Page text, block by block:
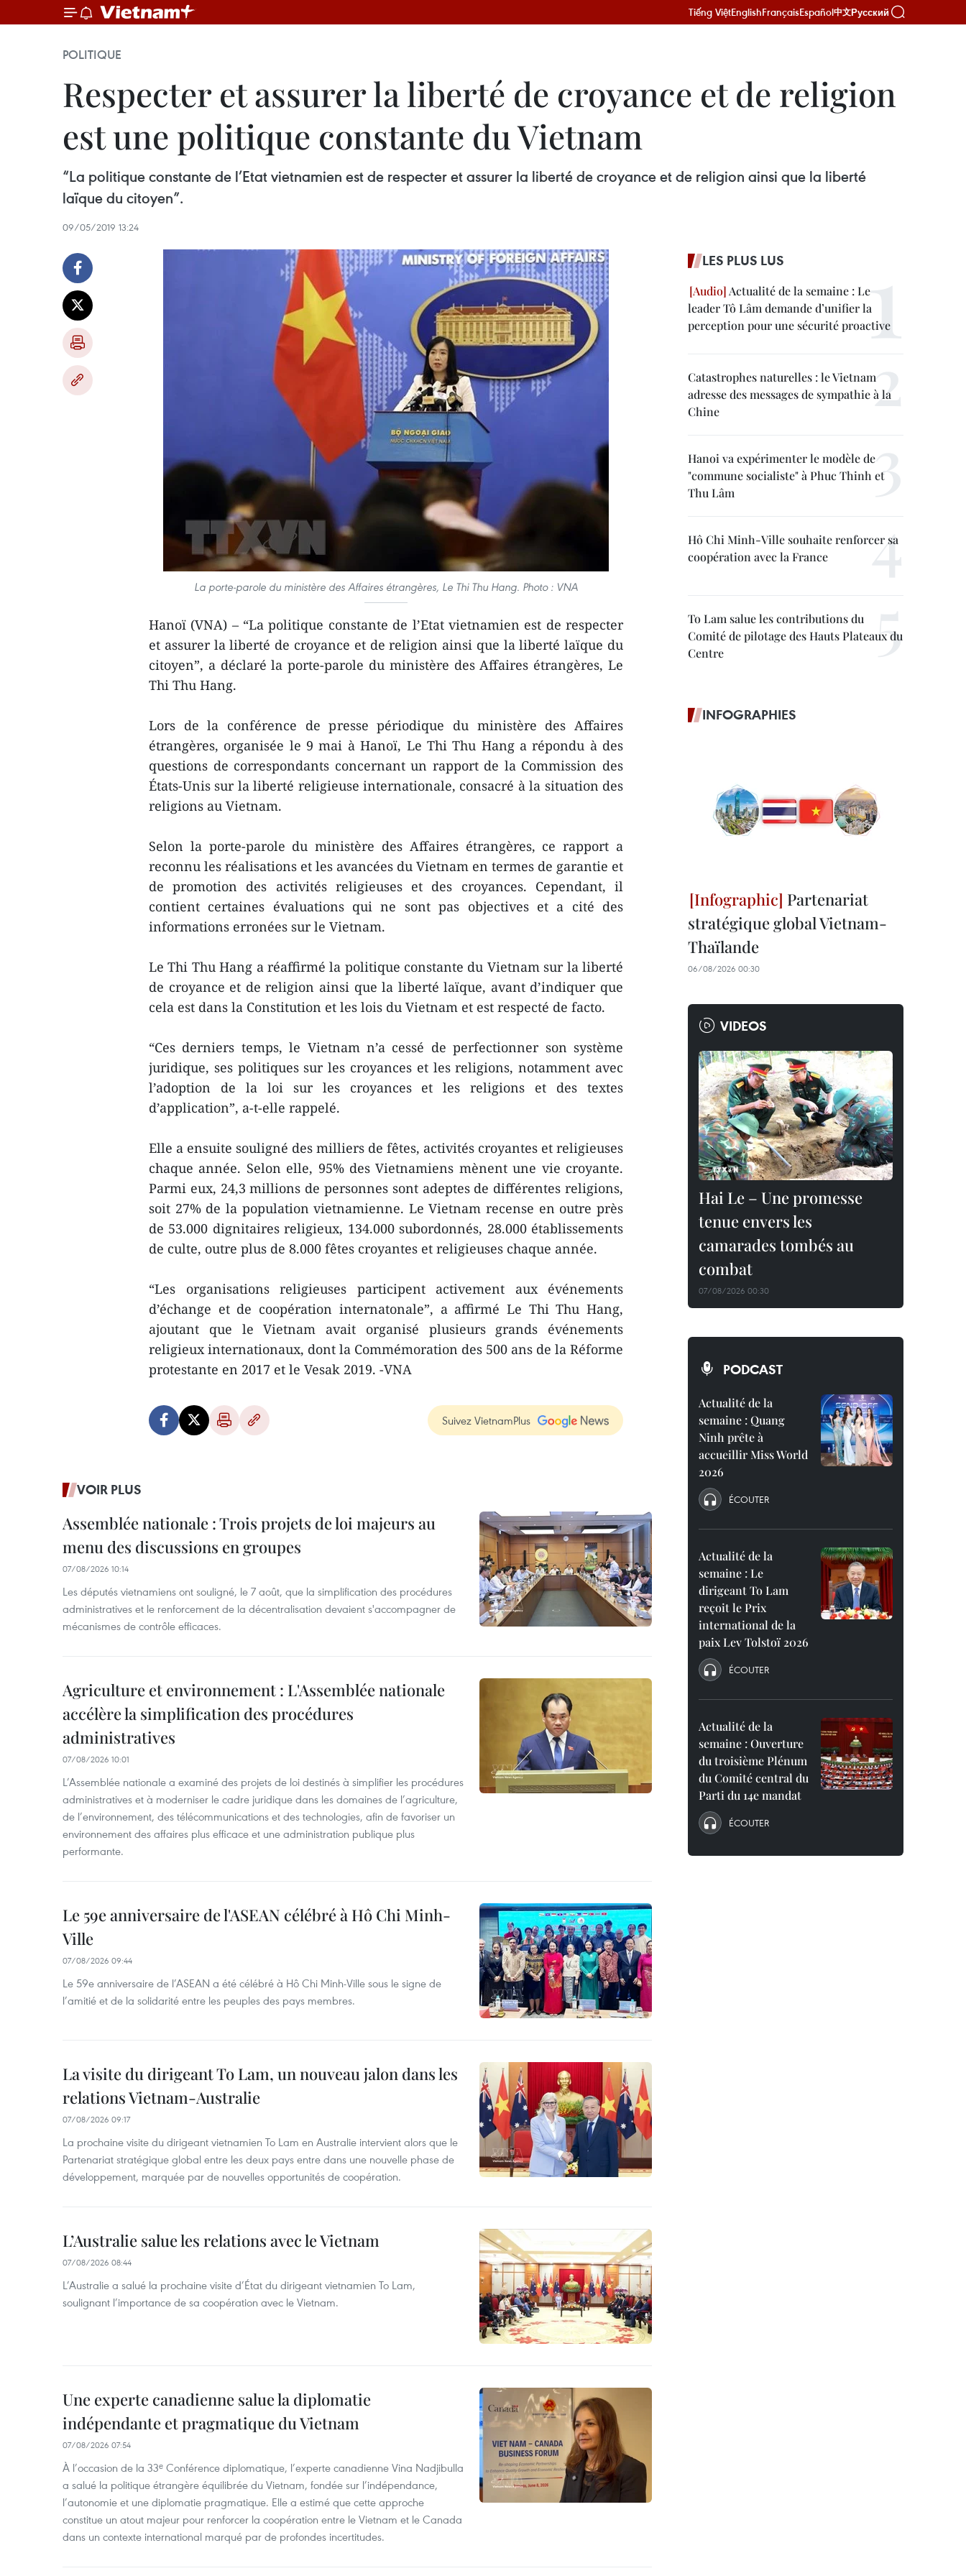
Tiếng ViệtEnglishFrançaisEspañol中文Русский
POLITIQUE
Respecter et assurer la liberté de croyance et de religion
est une politique constante du Vietnam
“La politique constante de l’Etat vietnamien est de respecter et assurer la liberté de croyance et de religion ainsi que la liberté
laïque du citoyen”.
09/05/2019 13:24
La porte-parole du ministère des Affaires étrangères, Le Thi Thu Hang. Photo : VNA
Hanoï (VNA) – “La politique constante de l’Etat vietnamien est de respecter
et assurer la liberté de croyance et de religion ainsi que la liberté laïque du
citoyen”, a déclaré la porte-parole du ministère des Affaires étrangères, Le
Thi Thu Hang.
Lors de la conférence de presse périodique du ministère des Affaires
étrangères, organisée le 9 mai à Hanoï, Le Thi Thu Hang a répondu à des
questions de correspondants concernant un rapport de la Commission des
États-Unis sur la liberté religieuse internationale, consacré à la situation des
religions au Vietnam.
Selon la porte-parole du ministère des Affaires étrangères, ce rapport a
reconnu les réalisations et les avancées du Vietnam en termes de garantie et
de promotion des activités religieuses et des croyances. Cependant, il
contient certaines évaluations qui ne sont pas objectives et a cité des
informations erronées sur le Vietnam.
Le Thi Thu Hang a réaffirmé la politique constante du Vietnam sur la liberté
de croyance et de religion ainsi que la liberté laïque, avant d’indiquer que
cela est dans la Constitution et les lois du Vietnam et est respecté de facto.
“Ces derniers temps, le Vietnam n’a cessé de perfectionner son système
juridique, ses politiques sur les croyances et les religions, notamment avec
l’adoption de la loi sur les croyances et les religions et des textes
d’application”, a-t-elle rappelé.
Elle a ensuite souligné des milliers de fêtes, activités croyantes et religieuses
chaque année. Selon elle, 95% des Vietnamiens mènent une vie croyante.
Parmi eux, 24,3 millions de personnes sont adeptes de différentes religions,
soit 27% de la population vietnamienne. Le Vietnam recense en outre près
de 53.000 dignitaires religieux, 134.000 subordonnés, 28.000 établissements
de culte, outre plus de 8.000 fêtes croyantes et religieuses chaque année.
“Les organisations religieuses participent activement aux événements
d’échange et de coopération internatonale”, a affirmé Le Thi Thu Hang,
ajoutant que le Vietnam avait organisé plusieurs grands événements
religieux internationaux, dont la Commémoration des 500 ans de la Réforme
protestante en 2017 et le Vesak 2019. -VNA
Suivez VietnamPlus
VOIR PLUS
Assemblée nationale : Trois projets de loi majeurs au
menu des discussions en groupes
07/08/2026 10:14
Les députés vietnamiens ont souligné, le 7 août, que la simplification des procédures
administratives et le renforcement de la décentralisation devaient s'accompagner de
mécanismes de contrôle efficaces.
Agriculture et environnement : L'Assemblée nationale
accélère la simplification des procédures
administratives
07/08/2026 10:01
L’Assemblée nationale a examiné des projets de loi destinés à simplifier les procédures
administratives et à moderniser le cadre juridique dans les domaines de l’agriculture,
de l’environnement, des télécommunications et des technologies, afin de favoriser un
environnement des affaires plus efficace et une administration publique plus
performante.
Le 59e anniversaire de l'ASEAN célébré à Hô Chi Minh-
Ville
07/08/2026 09:44
Le 59e anniversaire de l’ASEAN a été célébré à Hô Chi Minh-Ville sous le signe de
l’amitié et de la solidarité entre les peuples des pays membres.
La visite du dirigeant To Lam, un nouveau jalon dans les
relations Vietnam-Australie
07/08/2026 09:17
La prochaine visite du dirigeant vietnamien To Lam en Australie intervient alors que le
Partenariat stratégique global entre les deux pays entre dans une nouvelle phase de
développement, marquée par de nouvelles opportunités de coopération.
L’Australie salue les relations avec le Vietnam
07/08/2026 08:44
L’Australie a salué la prochaine visite d’État du dirigeant vietnamien To Lam,
soulignant l’importance de sa coopération avec le Vietnam.
Une experte canadienne salue la diplomatie
indépendante et pragmatique du Vietnam
07/08/2026 07:54
À l’occasion de la 33ᵉ Conférence diplomatique, l’experte canadienne Vina Nadjibulla
a salué la politique étrangère équilibrée du Vietnam, fondée sur l’indépendance,
l’autonomie et une diplomatie pragmatique. Elle a estimé que cette approche
constitue un atout majeur pour renforcer la coopération entre le Vietnam et le Canada
dans un contexte international marqué par de profondes incertitudes.
LES PLUS LUS
Actualité de la semaine : Le
leader Tô Lâm demande d’unifier la
perception pour une sécurité proactive
Catastrophes naturelles : le Vietnam
adresse des messages de sympathie à la
Chine
Hanoi va expérimenter le modèle de
"commune socialiste" à Phuc Thinh et
Thu Lâm
Hô Chi Minh-Ville souhaite renforcer sa
coopération avec la France
To Lam salue les contributions du
Comité de pilotage des Hauts Plateaux du
Centre
INFOGRAPHIES
Partenariat
stratégique global Vietnam-
Thaïlande
06/08/2026 00:30
VIDEOS
Hai Le – Une promesse
tenue envers les
camarades tombés au
combat
07/08/2026 00:30
PODCAST
Actualité de la
semaine : Quang
Ninh prête à
accueillir Miss World
2026
ÉCOUTER
Actualité de la
semaine : Le
dirigeant To Lam
reçoit le Prix
international de la
paix Lev Tolstoï 2026
ÉCOUTER
Actualité de la
semaine : Ouverture
du troisième Plénum
du Comité central du
Parti du 14e mandat
ÉCOUTER